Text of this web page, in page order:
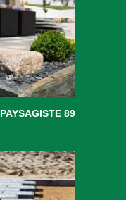
PAYSAGISTE 89